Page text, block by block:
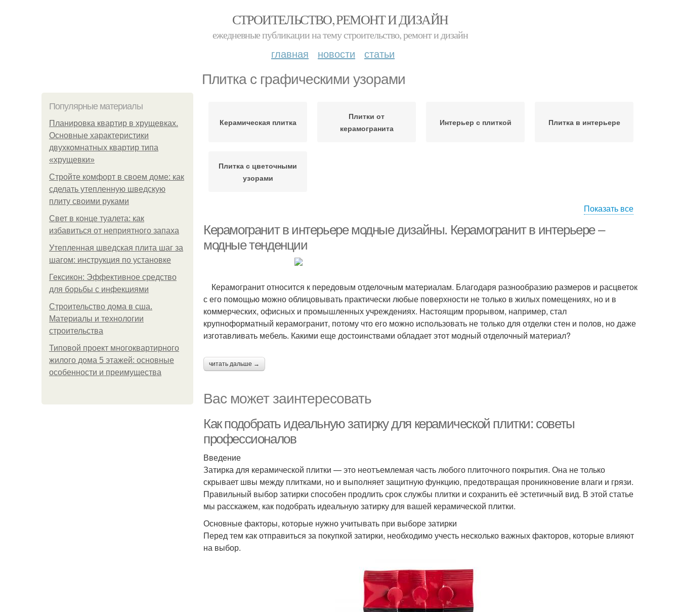
СТРОИТЕЛЬСТВО, РЕМОНТ И ДИЗАЙН
ежедневные публикации на тему строительство, ремонт и дизайн
главная новости статьи
Плитка с графическими узорами
Популярные материалы
Планировка квартир в хрущевках.
Основные характеристики
двухкомнатных квартир типа
«хрущевки»
Стройте комфорт в своем доме: как
сделать утепленную шведскую
плиту своими руками
Свет в конце туалета: как
избавиться от неприятного запаха
Утепленная шведская плита шаг за
шагом: инструкция по установке
Гексикон: Эффективное средство
для борьбы с инфекциями
Строительство дома в сша.
Материалы и технологии
строительства
Типовой проект многоквартирного
жилого дома 5 этажей: основные
особенности и преимущества
Керамическая плитка
Плитки от
керамогранита
Интерьер с плиткой Плитка в интерьере
Плитка с цветочными
узорами
Показать все
Керамогранит в интерьере модные дизайны. Керамогранит в интерьере –
модные тенденции
Керамогранит относится к передовым отделочным материалам. Благодаря разнообразию размеров и расцветок
с его помощью можно облицовывать практически любые поверхности не только в жилых помещениях, но и в
коммерческих, офисных и промышленных учреждениях. Настоящим прорывом, например, стал
крупноформатный керамогранит, потому что его можно использовать не только для отделки стен и полов, но даже
изготавливать мебель. Какими еще достоинствами обладает этот модный отделочный материал?
читать дальше →
Вас может заинтересовать
Как подобрать идеальную затирку для керамической плитки: советы
профессионалов
Введение
Затирка для керамической плитки — это неотъемлемая часть любого плиточного покрытия. Она не только
скрывает швы между плитками, но и выполняет защитную функцию, предотвращая проникновение влаги и грязи.
Правильный выбор затирки способен продлить срок службы плитки и сохранить её эстетичный вид. В этой статье
мы расскажем, как подобрать идеальную затирку для вашей керамической плитки.
Основные факторы, которые нужно учитывать при выборе затирки
Перед тем как отправиться за покупкой затирки, необходимо учесть несколько важных факторов, которые влияют
на выбор.